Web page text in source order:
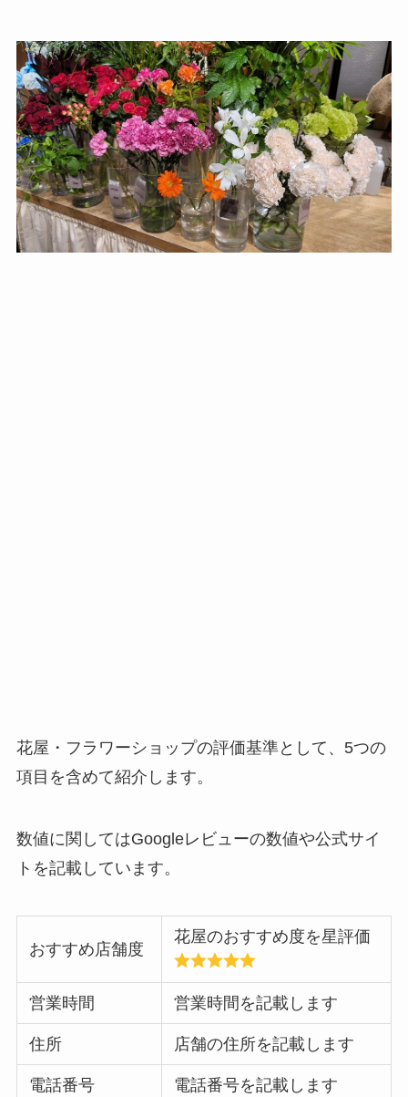
花屋・フラワーショップの評価基準として、5つの
項目を含めて紹介します。
数値に関してはGoogleレビューの数値や公式サイ
トを記載しています。
おすすめ店舗度
花屋のおすすめ度を星評価
営業時間 営業時間を記載します
住所 店舗の住所を記載します
電話番号 電話番号を記載します